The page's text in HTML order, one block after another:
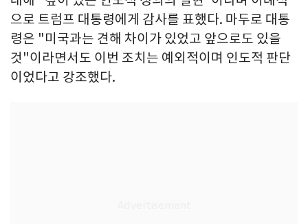
으로 트럼프 대통령에게 감사를 표했다. 마두로 대통
령은 "미국과는 견해 차이가 있었고 앞으로도 있을
것"이라면서도 이번 조치는 예외적이며 인도적 판단
이었다고 강조했다.